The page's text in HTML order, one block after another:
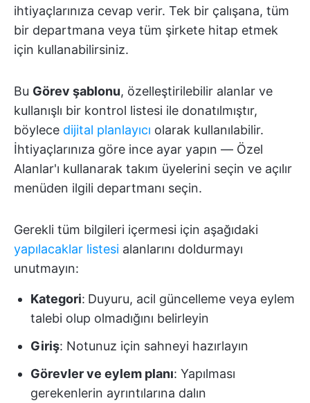
ihtiyaçlarınıza cevap verir. Tek bir çalışana, tüm
bir departmana veya tüm şirkete hitap etmek
için kullanabilirsiniz.
Bu Görev şablonu, özelleştirilebilir alanlar ve
kullanışlı bir kontrol listesi ile donatılmıştır,
böylece dijital planlayıcı olarak kullanılabilir.
İhtiyaçlarınıza göre ince ayar yapın — Özel
Alanlar'ı kullanarak takım üyelerini seçin ve açılır
menüden ilgili departmanı seçin.
Gerekli tüm bilgileri içermesi için aşağıdaki
yapılacaklar listesi alanlarını doldurmayı
unutmayın:
Kategori: Duyuru, acil güncelleme veya eylem
talebi olup olmadığını belirleyin
Giriş: Notunuz için sahneyi hazırlayın
Görevler ve eylem planı: Yapılması
gerekenlerin ayrıntılarına dalın